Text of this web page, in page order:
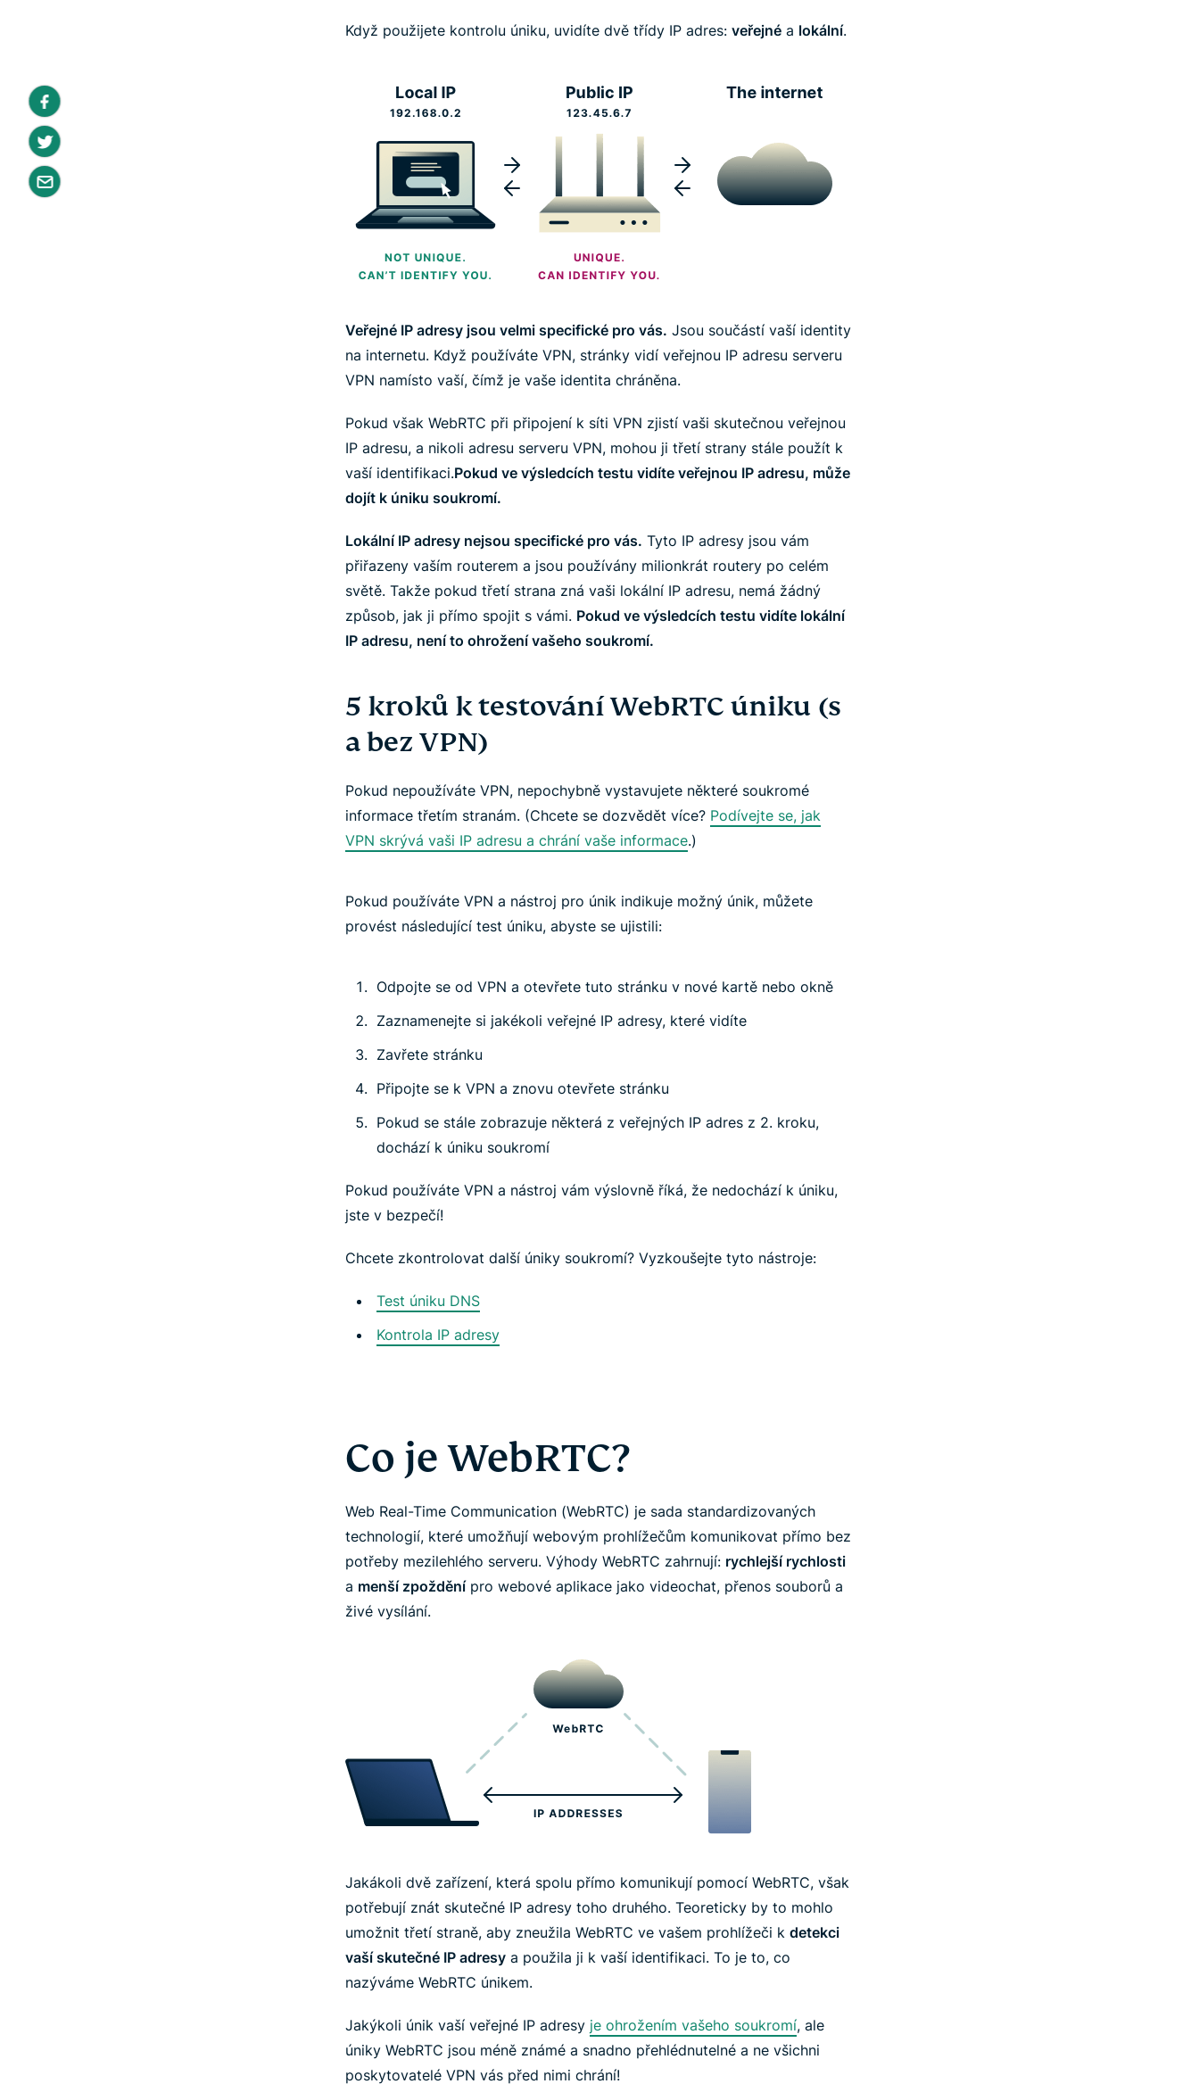
Když použijete kontrolu úniku, uvidíte dvě třídy IP adres: veřejné a lokální.
Veřejné IP adresy jsou velmi specifické pro vás. Jsou součástí vaší identity
na internetu. Když používáte VPN, stránky vidí veřejnou IP adresu serveru
VPN namísto vaší, čímž je vaše identita chráněna.
Pokud však WebRTC při připojení k síti VPN zjistí vaši skutečnou veřejnou
IP adresu, a nikoli adresu serveru VPN, mohou ji třetí strany stále použít k
vaší identifikaci.Pokud ve výsledcích testu vidíte veřejnou IP adresu, může
dojít k úniku soukromí.
Lokální IP adresy nejsou specifické pro vás. Tyto IP adresy jsou vám
přiřazeny vaším routerem a jsou používány milionkrát routery po celém
světě. Takže pokud třetí strana zná vaši lokální IP adresu, nemá žádný
způsob, jak ji přímo spojit s vámi. Pokud ve výsledcích testu vidíte lokální
IP adresu, není to ohrožení vašeho soukromí.
5 kroků k testování WebRTC úniku (s
a bez VPN)
Pokud nepoužíváte VPN, nepochybně vystavujete některé soukromé
informace třetím stranám. (Chcete se dozvědět více? Podívejte se, jak
VPN skrývá vaši IP adresu a chrání vaše informace.)
Pokud používáte VPN a nástroj pro únik indikuje možný únik, můžete
provést následující test úniku, abyste se ujistili:
Odpojte se od VPN a otevřete tuto stránku v nové kartě nebo okně
Zaznamenejte si jakékoli veřejné IP adresy, které vidíte
Zavřete stránku
Připojte se k VPN a znovu otevřete stránku
Pokud se stále zobrazuje některá z veřejných IP adres z 2. kroku,
dochází k úniku soukromí
Pokud používáte VPN a nástroj vám výslovně říká, že nedochází k úniku,
jste v bezpečí!
Chcete zkontrolovat další úniky soukromí? Vyzkoušejte tyto nástroje:
Test úniku DNS
Kontrola IP adresy
Co je WebRTC?
Web Real-Time Communication (WebRTC) je sada standardizovaných
technologií, které umožňují webovým prohlížečům komunikovat přímo bez
potřeby mezilehlého serveru. Výhody WebRTC zahrnují: rychlejší rychlosti
a menší zpožděnípro webové aplikace jako videochat, přenos souborů a
živé vysílání.
Jakákoli dvě zařízení, která spolu přímo komunikují pomocí WebRTC, však
potřebují znát skutečné IP adresy toho druhého. Teoreticky by to mohlo
umožnit třetí straně, aby zneužila WebRTC ve vašem prohlížeči k detekci
vaší skutečné IP adresy a použila ji k vaší identifikaci. To je to, co
nazýváme WebRTC únikem.
Jakýkoli únik vaší veřejné IP adresy je ohrožením vašeho soukromí, ale
úniky WebRTC jsou méně známé a snadno přehlédnutelné a ne všichni
poskytovatelé VPN vás před nimi chrání!